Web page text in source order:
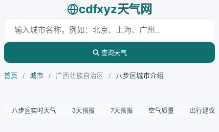
cdfxyz天气网
查询天气
首页 / 城市 / 广西壮族自治区 / 八步区城市介绍
八步区实时天气 3天预报 7天预报 空气质量 出行建议